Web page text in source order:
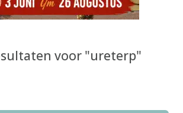
voor "ureterp"